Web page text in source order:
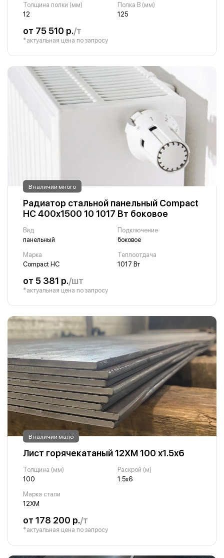
Толщина полки (мм)
12
Полка B (мм)
125
от 75 510 р./т
*актуальная цена по запросу
В наличии много
Радиатор стальной панельный Compact
HC 400х1500 10 1017 Вт боковое
Вид
панельный
Подключение
боковое
Марка
Compact HC
Теплоотдача
1017 Вт
от 5 381 р./шт
*актуальная цена по запросу
В наличии мало
Лист горячекатаный 12ХМ 100 х1.5х6
Толщина (мм)
100
Раскрой (м)
1.5х6
Марка стали
12ХМ
от 178 200 р./т
*актуальная цена по запросу